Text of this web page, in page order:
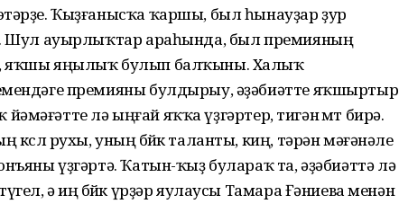
Ҡыҙғанысҡа ҡаршы, был һынауҙар ҙур
Шул ауырлыҡтар араһында, был премияның
яҡшы яңылыҡ булып балҡыны. Халыҡ
премияны булдырыу, әҙәбиәтте яҡшыртыр
йәмәғәтте лә ыңғай яҡҡа үҙгәртер, тигән өмөт бирә.
рухы, уның бөйөк таланты, киң, тәрән мәғәнәле
үҙгәртә. Ҡатын-ҡыҙ булараҡ та, әҙәбиәттә лә
ә иң бөйөк үрҙәр яулаусы Тамара Ғәниева менән